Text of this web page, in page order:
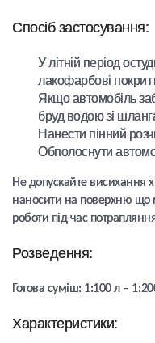
Спосіб застосування:
У літній період
лакофарбові
Якщо автомобіль
бруд водою зі
Нанести пінний
Обполоснути
Не допускайте висихання
наносити на поверхню що
роботи під час
Розведення:
Готова суміш: 1:100 л –
Характеристики: